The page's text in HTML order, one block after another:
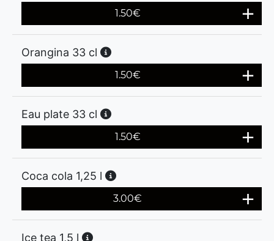
1.50€
Orangina 33 cl
1.50€
Eau plate 33 cl
1.50€
Coca cola 1,25 l
3.00€
Ice tea 1,5 l